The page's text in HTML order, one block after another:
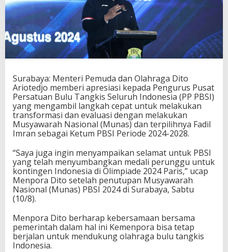
P
P
B
I
t
a
s
L
a
n
g
a
h
C
e
p
T
r
a
n
Surabaya: Menteri Pemuda dan Olahraga Dito
Ariotedjo memberi apresiasi kepada Pengurus Pusat
Persatuan Bulu Tangkis Seluruh Indonesia (PP PBSI)
yang mengambil langkah cepat untuk melakukan
transformasi dan evaluasi dengan melakukan
Musyawarah Nasional (Munas) dan terpilihnya Fadil
Imran sebagai Ketum PBSI Periode 2024-2028.
“Saya juga ingin menyampaikan selamat untuk PBSI
yang telah menyumbangkan medali perunggu untuk
kontingen Indonesia di Olimpiade 2024 Paris,” ucap
Menpora Dito setelah penutupan Musyawarah
Nasional (Munas) PBSI 2024 di Surabaya, Sabtu
(10/8).
Menpora Dito berharap kebersamaan bersama
pemerintah dalam hal ini Kemenpora bisa tetap
berjalan untuk mendukung olahraga bulu tangkis
Indonesia.